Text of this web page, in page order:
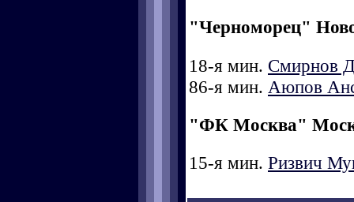
"Черноморец"
18-я мин. Смирнов
86-я мин. Аюпов
"ФК Москва"
15-я мин. Ризвич